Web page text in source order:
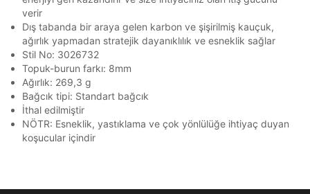
verir
Dış tabanda bir araya gelen karbon ve şişirilmiş kauçuk,
ağırlık yapmadan stratejik dayanıklılık ve esneklik sağlar
Stil No: 3026732
Topuk-burun farkı: 8mm
Ağırlık: 269,3 g
Bağcık tipi: Standart bağcık
İthal edilmiştir
NÖTR: Esneklik, yastıklama ve çok yönlülüğe ihtiyaç duyan
koşucular içindir
Perakende Satış Giyim ve Aksesuar Ticaret A.Ş.
işlenmesini kabul ediyorum.
Sms
E-mail
Çağrı Merkezi / Arama
Kişisel verilerimin Doğuş Perakende Satış Giyim ve
Aksesuar Ticaret A.Ş. bünyesinde yer alan
markalara ait ürünlerin bana özel pazarlanması ve
Doğuş Grubu şirketlerinde bulunan pazarlama